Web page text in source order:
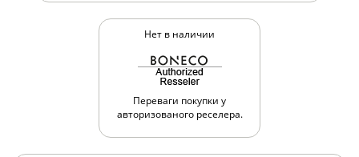
Нет в наличии
Переваги покупки у
авторизованого реселера.